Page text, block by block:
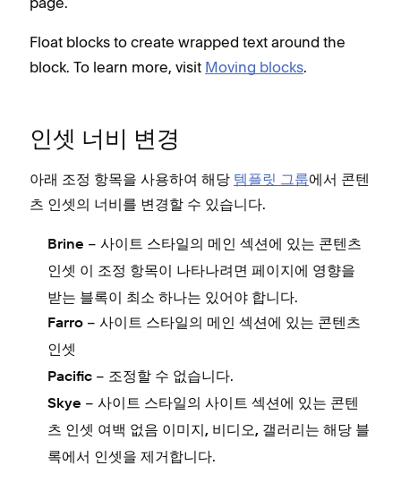
Float blocks to create wrapped text around the
block. To learn more, visit Moving blocks.
인셋 너비 변경
아래 조정 항목을 사용하여 해당 템플릿 그룹에서 콘텐
츠 인셋의 너비를 변경할 수 있습니다.
Brine – 사이트 스타일의 메인 섹션에 있는 콘텐츠
인셋 이 조정 항목이 나타나려면 페이지에 영향을
받는 블록이 최소 하나는 있어야 합니다.
Farro – 사이트 스타일의 메인 섹션에 있는 콘텐츠
인셋
Pacific – 조정할 수 없습니다.
Skye – 사이트 스타일의 사이트 섹션에 있는 콘텐
츠 인셋 여백 없음 이미지, 비디오, 갤러리 는 해당 블
록에서 인셋을 제거합니다.